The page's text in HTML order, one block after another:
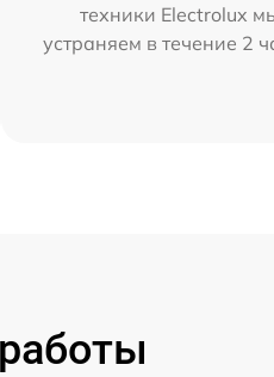
техники Electrolux
устраняем в течение 2